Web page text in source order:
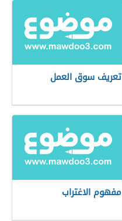
تعريف سوق العمل
مفهوم الاغتراب